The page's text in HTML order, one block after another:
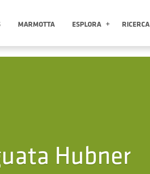
MARMOTTA ESPLORA RICERCA
Hubner